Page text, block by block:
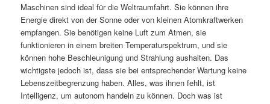
Maschinen sind ideal für die Weltraumfahrt. Sie können ihre
Energie direkt von der Sonne oder von kleinen Atomkraftwerken
empfangen. Sie benötigen keine Luft zum Atmen, sie
funktionieren in einem breiten Temperaturspektrum, und sie
können hohe Beschleunigung und Strahlung aushalten. Das
wichtigste jedoch ist, dass sie bei entsprechender Wartung keine
Lebenszeitbegrenzung haben. Alles, was ihnen fehlt, ist
Intelligenz, um autonom handeln zu können. Doch was ist